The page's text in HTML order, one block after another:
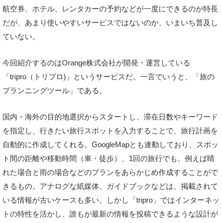
航空券、ホテル、レンタカーの予約などが一度にできるのが特長
だが、あまり使いやすいサービスではないのか、いまいち普及し
ていない。
今回紹介するのはOrange株式会社が開発・運営している
「tripro（トリプロ)」というサービスだ。一言でいうと、「旅の
プランニングツール」である。
国内・海外の目的地選択からスタートし、滞在日数やキーワード
を指定し、行きたい旅行スポットを入力することで、旅行計画を
自動的に作成してくれる。GoogleMapとも連動しており、スポッ
ト間の距離や移動時間（車・徒歩）、1回の旅行でも、例えば晴
れた場合と雨の場合などのプランをあらかじめ作成することがで
きるもの。アナログな紙媒体、ガイドブックなどは、掲載されて
いる情報が古いケースも多い。しかし「tripro」ではインターネッ
トの特性を活かし、誰もが最新の情報を投稿できるような設計が